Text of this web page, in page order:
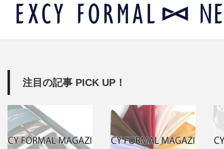
注目の記事 PICK UP！